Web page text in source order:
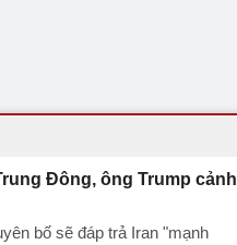
Đông, ông Trump cảnh
bố sẽ đáp trả Iran "mạnh